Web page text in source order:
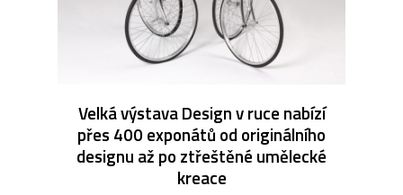
Velká výstava Design v ruce nabízí
přes 400 exponátů od originálního
designu až po ztřeštěné umělecké
kreace